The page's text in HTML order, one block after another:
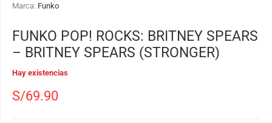
Marca: Funko
FUNKO POP! ROCKS: BRITNEY SPEARS
– BRITNEY SPEARS (STRONGER)
Hay existencias
S/69.90